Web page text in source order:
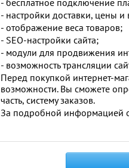
- бесплатное подключение
- настройки доставки, цены
- отображение веса товаров;
- SEO-настройки сайта;
- модули для продвижения
- возможность трансляции
Перед покупкой интернет-
возможности. Вы сможете
часть, систему заказов.
За подробной информацией